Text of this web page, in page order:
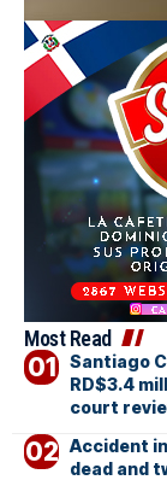
Most Read
Santiago
RD$3.4
court
Accident
dead and